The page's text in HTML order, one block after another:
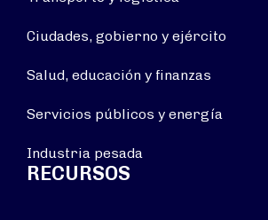
Ciudades, gobierno y ejército
Salud, educación y finanzas
Servicios públicos y energía
Industria pesada
RECURSOS